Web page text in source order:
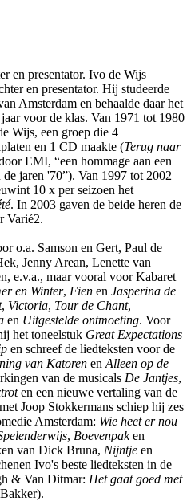
en presentator. Ivo de Wijs
en presentator. Hij studeerde
Amsterdam en behaalde daar het
voor de klas. Van 1971 tot 1980
Wijs, een groep die 4
en 1 CD maakte (Terug naar
EMI, “een hommage aan een
jaren '70”). Van 1997 tot 2002
10 x per seizoen het
. In 2003 gaven de beide heren de
Varié2.
o.a. Samson en Gert, Paul de
Jenny Arean, Lenette van
e.v.a., maar vooral voor Kabaret
en Winter, Fien en Jasperina de
, Victoria, Tour de Chant,
en Uitgestelde ontmoeting. Voor
het toneelstuk Great Expectations
en schreef de liedteksten voor de
van Katoren en Alleen op de
van de musicals De Jantjes,
en een nieuwe vertaling van de
Joop Stokkermans schiep hij zes
Amsterdam: Wie heet er nou
, Boevenpaken
van Dick Bruna, Nijntje en
Ivo's beste liedteksten in de
& Van Ditmar: Het gaat goed met